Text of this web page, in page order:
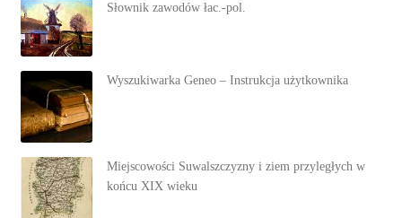
Słownik zawodów łac.-pol.
Wyszukiwarka Geneo – Instrukcja użytkownika
Miejscowości Suwalszczyzny i ziem przyległych w
końcu XIX wieku